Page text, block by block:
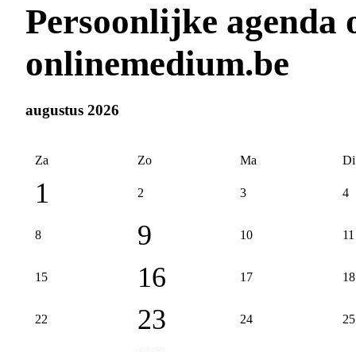
Persoonlijke
onlinemedium.be
augustus 2026
Za Zo Ma Di
1 2 3 4
8 9 10 11
15 16 17 18
22 23 24 25